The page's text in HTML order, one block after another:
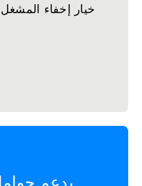
خيار إخفاء